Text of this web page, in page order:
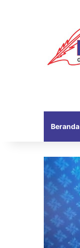
Beranda